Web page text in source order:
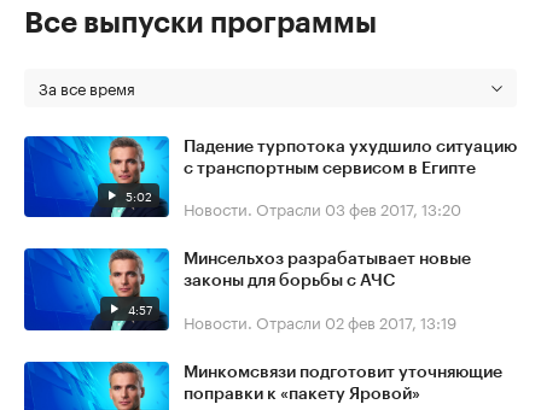
Все выпуски программы
За все время
5:02
Падение турпотока ухудшило ситуацию
с транспортным сервисом в Египте
Новости. Отрасли 03 фев 2017, 13:20
4:57
Минсельхоз разрабатывает новые
законы для борьбы с АЧС
Новости. Отрасли 02 фев 2017, 13:19
Минкомсвязи подготовит уточняющие
поправки к «пакету Яровой»